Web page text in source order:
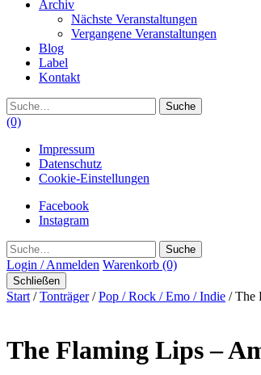
Archiv
Nächste Veranstaltungen
Vergangene Veranstaltungen
Blog
Label
Kontakt
Suche
(0)
Impressum
Datenschutz
Cookie-Einstellungen
Facebook
Instagram
Suche
Login / Anmelden Warenkorb (0)
Schließen
Start /Tonträger/Pop / Rock / Emo / Indie / The
The Flaming Lips –